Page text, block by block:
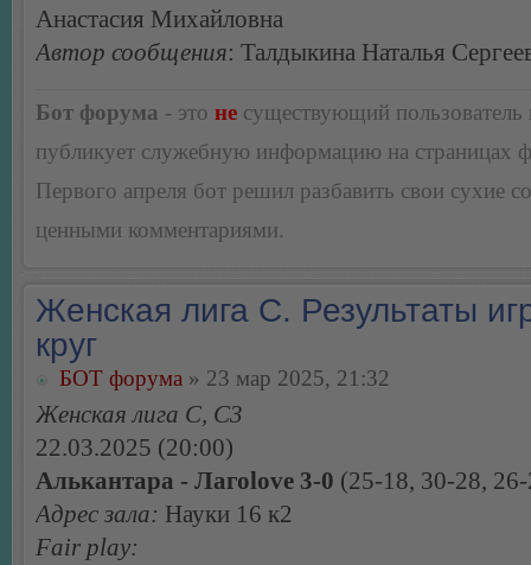
Анастасия Михайловна
Автор сообщения: Талдыкина Наталья
Бот форума - это не существующий пользователь
публикует служебную информацию на страницах
Первого апреля бот решил разбавить свои сухие
ценными комментариями.
Женская лига С. Результаты
круг
БОТ форума » 23 мар 2025, 21:32
Женская лига С, С3
22.03.2025 (20:00)
Алькантара - Лагоlove 3-0 (25-18, 30-28,
Адрес зала: Науки 16 к2
Fair play: